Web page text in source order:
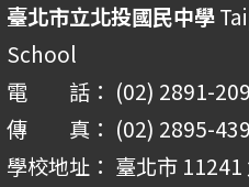
臺北市立北投國民中學
School
電 話： (02) 2891-
傳 真： (02) 2895-
學校地址： 臺北市